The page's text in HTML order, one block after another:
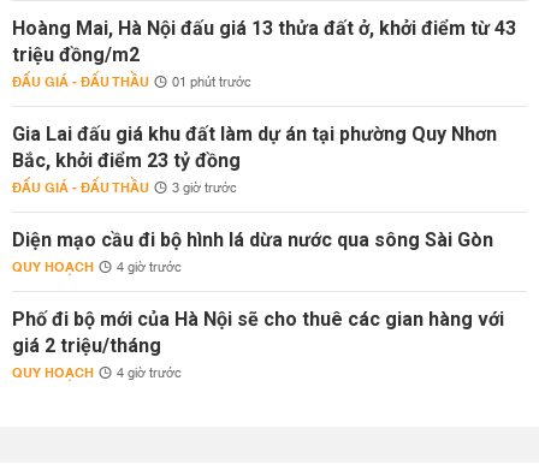
Hoàng Mai, Hà Nội đấu giá 13 thửa đất ở, khởi điểm từ 43
triệu đồng/m2
ĐẤU GIÁ - ĐẤU THẦU 01 phút trước
Gia Lai đấu giá khu đất làm dự án tại phường Quy Nhơn
Bắc, khởi điểm 23 tỷ đồng
ĐẤU GIÁ - ĐẤU THẦU 3 giờ trước
Diện mạo cầu đi bộ hình lá dừa nước qua sông Sài Gòn
QUY HOẠCH 4 giờ trước
Phố đi bộ mới của Hà Nội sẽ cho thuê các gian hàng với
giá 2 triệu/tháng
QUY HOẠCH 4 giờ trước